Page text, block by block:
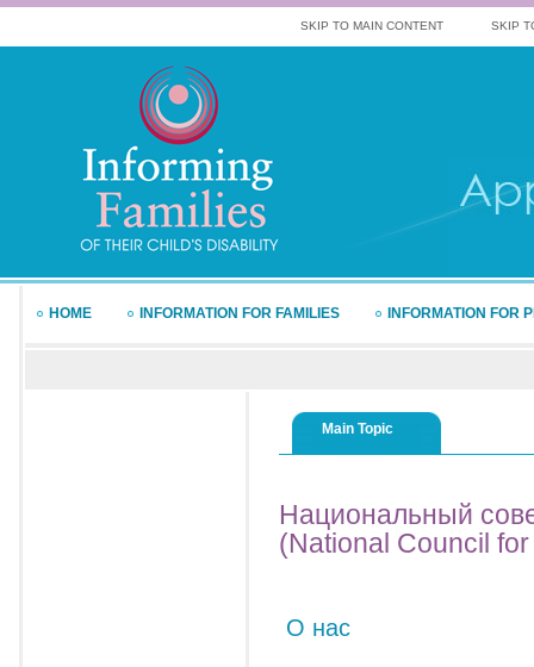
SKIP TO MAIN CONTENT SKIP
Main Topic
Национальный
(National Council
О нас
HOME INFORMATION FOR FAMILIES INFORMATION FOR